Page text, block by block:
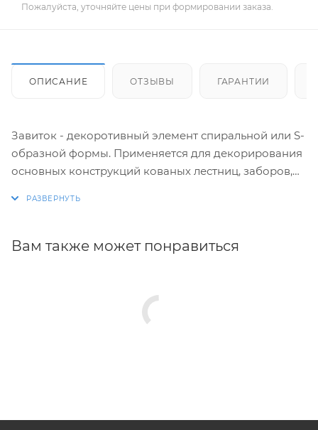
Пожалуйста, уточняйте цены при формировании заказа.
ОПИСАНИЕ ОТЗЫВЫ ГАРАНТИИ
Завиток - декоротивный элемент спиральной или S-
образной формы. Применяется для декорирования
основных конструкций кованых лестниц, заборов,
Вам также может понравиться